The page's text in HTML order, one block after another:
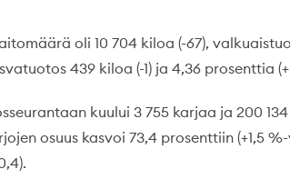
oli 10 704 kiloa (-67),
439 kiloa (-1) ja 4,36 prosenttia
kuului 3 755 karjaa ja 200
osuus kasvoi 73,4 prosenttiin (+1,5